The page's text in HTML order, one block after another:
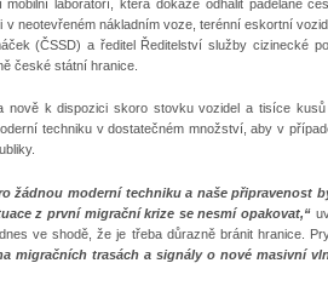
mobilní laboratoří, která dokáže odhalit padělané
v neotevřeném nákladním voze, terénní eskortní
(ČSSD) a ředitel Ředitelství služby cizinecké
české státní hranice.
nově k dispozici skoro stovku vozidel a tisíce
techniku v dostatečném množství, aby v
žádnou moderní techniku a naše připravenost
z první migrační krize se nesmí opakovat,“
ve shodě, že je třeba důrazně bránit hranice.
migračních trasách a signály o nové masivní